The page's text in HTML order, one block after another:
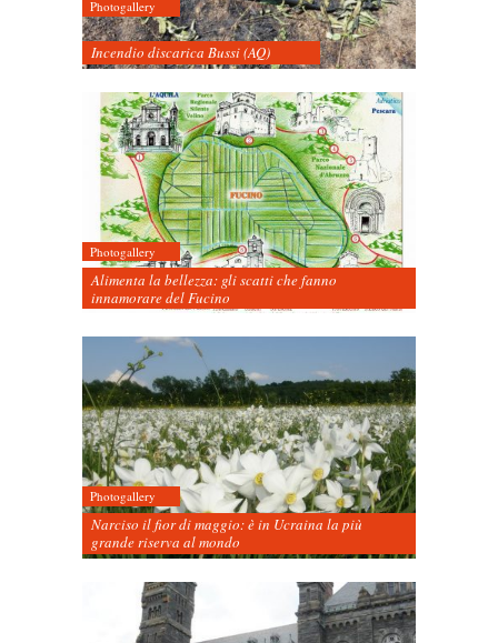
Photogallery
Incendio discarica Bussi (AQ)
Photogallery
Alimenta la bellezza: gli scatti che fanno
innamorare del Fucino
Photogallery
Narciso il fior di maggio: è in Ucraina la più
grande riserva al mondo